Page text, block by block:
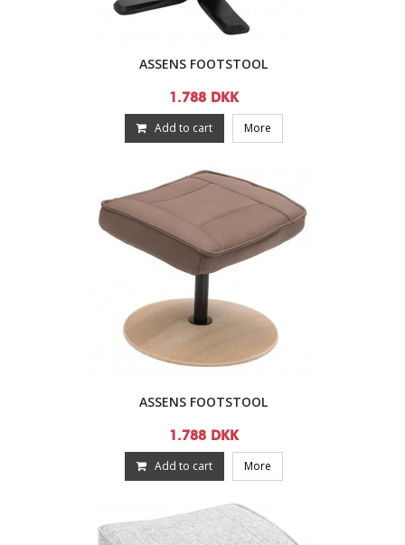
ASSENS FOOTSTOOL
1.788 DKK
Add to cart More
ASSENS FOOTSTOOL
1.788 DKK
Add to cart More